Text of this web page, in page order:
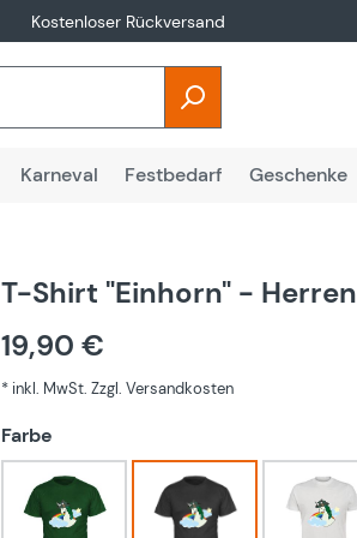
Kostenloser Rückversand
Karneval Festbedarf Geschenke
T-Shirt "Einhorn" - Herren
19,90 €
* inkl. MwSt. Zzgl. Versandkosten
Farbe